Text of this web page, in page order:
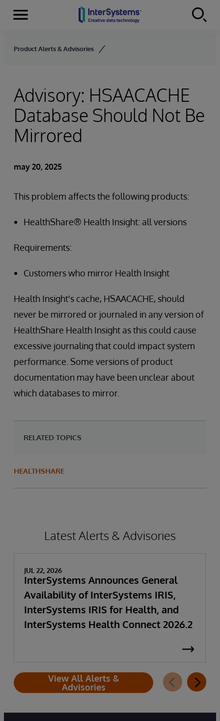
Skip to content
Secciones
Product Alerts & Advisories
Advisory: HSAACACHE
Database Should Not Be
Mirrored
may 20, 2025
This problem affects the following products:
HealthShare® Health Insight: all versions
Requirements:
Customers who mirror Health Insight
Health Insight's cache, HSAACACHE, should
never be mirrored or journaled in any version of
HealthShare Health Insight as this could cause
excessive journaling that could impact system
performance. Some versions of product
documentation may have been unclear about
which databases to mirror.
RELATED TOPICS
HEALTHSHARE
Latest Alerts & Advisories
JUL 22, 2026
InterSystems Announces General
Availability of InterSystems IRIS,
InterSystems IRIS for Health, and
InterSystems Health Connect 2026.2
View All Alerts &
Advisories